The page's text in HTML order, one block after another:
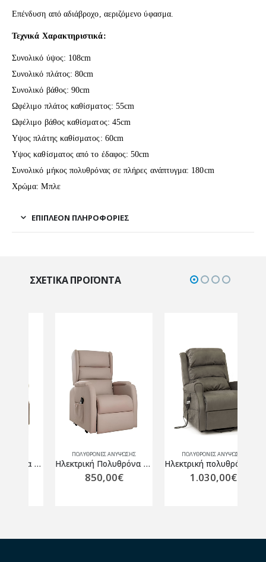
Επένδυση από αδιάβροχο, αεριζόμενο ύφασμα.
Τεχνικά Χαρακτηριστικά:
Συνολικό ύψος: 108cm
Συνολικό πλάτος: 80cm
Συνολικό βάθος: 90cm
Ωφέλιμο πλάτος καθίσματος: 55cm
Ωφέλιμο βάθος καθίσματος: 45cm
Υψος πλάτης καθίσματος: 60cm
Υψος καθίσματος από το έδαφος: 50cm
Συνολικό μήκος πολυθρόνας σε πλήρες ανάπτυγμα: 180cm
Χρώμα: Μπλε
ΕΠΙΠΛΈΟΝ ΠΛΗΡΟΦΟΡΊΕΣ
ΣΧΕΤΙΚΆ ΠΡΟΪΌΝΤΑ
ΠΟΛΥΘΡΌΝΕΣ ΑΝΎΨΩΣΗΣ
Ηλεκτρική Πολυθρόνα Lady Slim Μπέζ
850,00€
ΠΟΛΥΘΡΌΝΕΣ ΑΝΎΨΩΣΗΣ
Ηλεκτρική πολυθρόνα ανύψωσης “Aria” MF GREEN
1.030,00€